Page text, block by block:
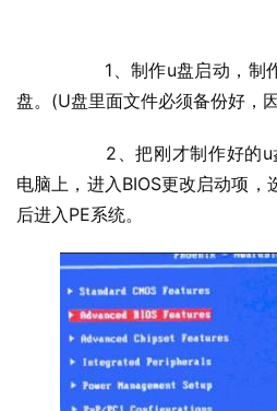
盘。(U盘里面文件必须备份好，
电脑上，进入BIOS更改启动项，
后进入PE系统。